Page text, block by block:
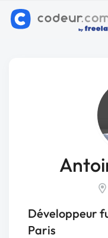
Développeur
Paris